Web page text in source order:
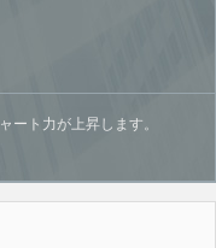
ート力が上昇します。